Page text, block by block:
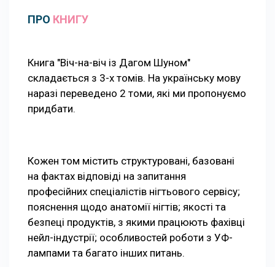
ПРО КНИГУ
Книга "Віч-на-віч із Дагом Шуном"
складається з 3-х томів. На українську мову
наразі переведено 2 томи, які ми пропонуємо
придбати.
Кожен том містить структуровані, базовані
на фактах відповіді на запитання
професійних спеціалістів нігтьового сервісу;
пояснення щодо анатомії нігтів; якості та
безпеці продуктів, з якими працюють фахівці
нейл-індустрії; особливостей роботи з УФ-
лампами та багато інших питань.